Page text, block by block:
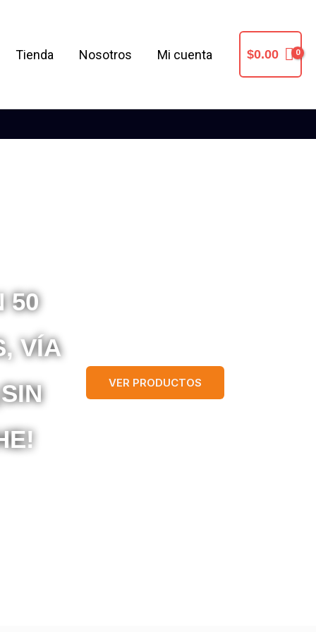
Tienda Nosotros Mi cuenta $0.00
50
VÍA
VER PRODUCTOS